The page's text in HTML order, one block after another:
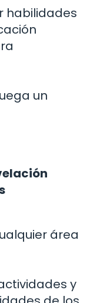
habilidades
un
área
y